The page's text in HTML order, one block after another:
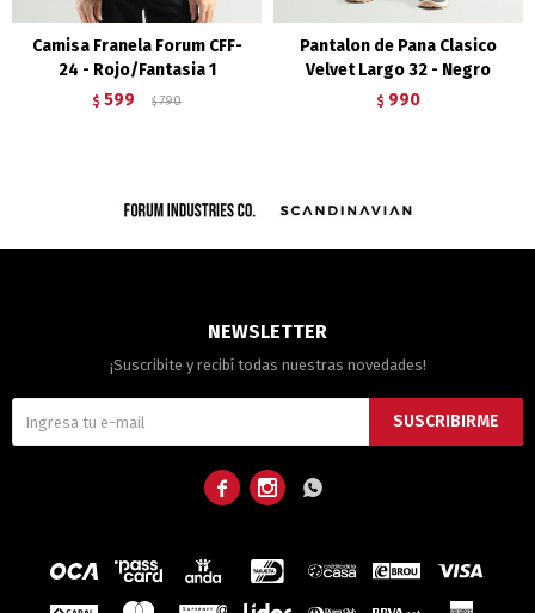
Camisa Franela Forum CFF-
24 - Rojo/Fantasia 1
$ 599 $ 790
Pantalon de Pana Clasico
Velvet Largo 32 - Negro
$ 990
NEWSLETTER
¡Suscribite y recibí todas nuestras novedades!
SUSCRIBIRME
  